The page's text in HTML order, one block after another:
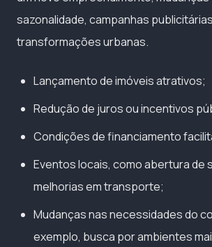
sazonalidade, campanhas
transformações urbanas.
Lançamento de imóveis atrativos;
Redução de juros ou incentivos
Condições de financiamento
Eventos locais, como abertura de
melhorias em transporte;
Mudanças nas necessidades do
exemplo, busca por ambientes